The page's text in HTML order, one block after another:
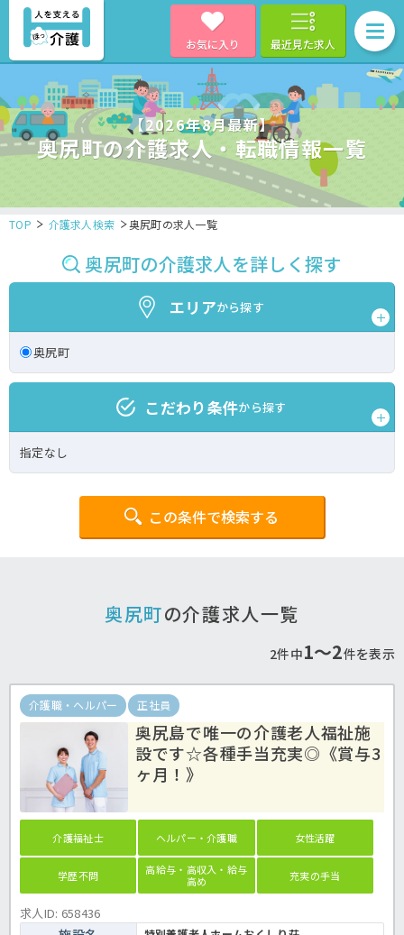
お気に入り 最近見た求人
【2026年8月最新】
奥尻町の介護求人・転職情報一覧
TOP 介護求人検索 奥尻町の求人一覧
奥尻町の介護求人を詳しく探す
エリアから探す
奥尻町
こだわり条件から探す
指定なし
この条件で検索する
奥尻町の介護求人一覧
2件中1〜2件を表示
介護職・ヘルパー 正社員
奥尻島で唯一の介護老人福祉施
設です☆各種手当充実◎《賞与3
ヶ月！》
介護福祉士 ヘルパー・介護職 女性活躍
学歴不問
高給与・高収入・給与
高め
充実の手当
求人ID: 658436